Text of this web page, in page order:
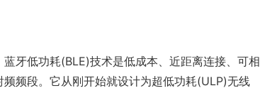
牙低功耗(BLE)技术是低成本、近距离连接、可相
频段。它从刚开始就设计为超低功耗(ULP)无线